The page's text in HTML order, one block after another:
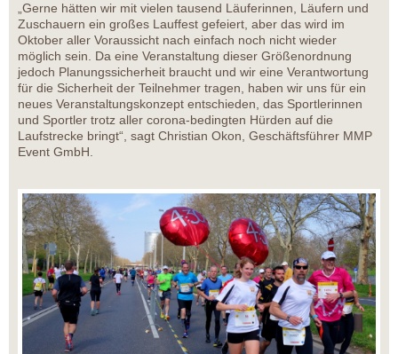
„Gerne hätten wir mit vielen tausend Läuferinnen, Läufern und
Zuschauern ein großes Lauffest gefeiert, aber das wird im
Oktober aller Voraussicht nach einfach noch nicht wieder
möglich sein. Da eine Veranstaltung dieser Größenordnung
jedoch Planungssicherheit braucht und wir eine Verantwortung
für die Sicherheit der Teilnehmer tragen, haben wir uns für ein
neues Veranstaltungskonzept entschieden, das Sportlerinnen
und Sportler trotz aller corona-bedingten Hürden auf die
Laufstrecke bringt“, sagt Christian Okon, Geschäftsführer MMP
Event GmbH.